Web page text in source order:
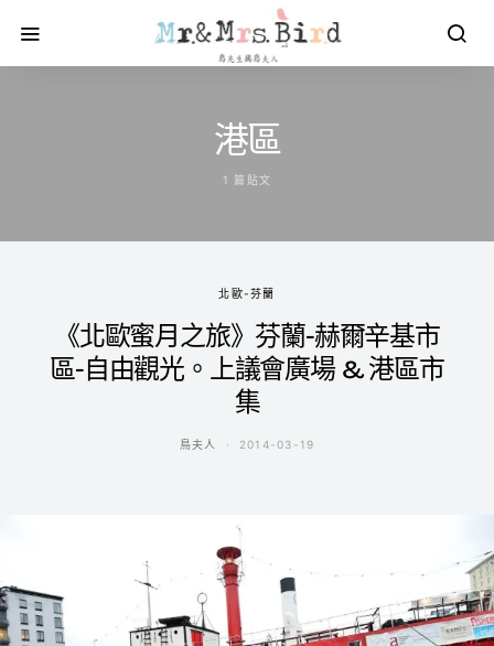
港區
1 篇貼文
北歐-芬蘭
《北歐蜜月之旅》芬蘭-赫爾辛基市
區-自由觀光。上議會廣場 & 港區市
集
鳥夫人 2014-03-19